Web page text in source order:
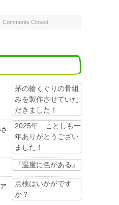
Comments Closed
茅の輪くぐりの骨組
みを製作させていた
だきました！
2025年 ことしも一
年ありがとうござい
ました！
『温度に色がある』
点検はいかがです
か？